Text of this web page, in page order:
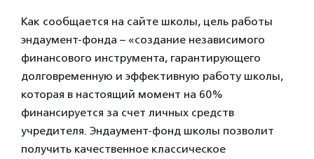
Как сообщается на сайте школы, цель работы
эндаумент-фонда – «создание независимого
финансового инструмента, гарантирующего
долговременную и эффективную работу школы,
которая в настоящий момент на 60%
финансируется за счет личных средств
учредителя. Эндаумент-фонд школы позволит
получить качественное классическое